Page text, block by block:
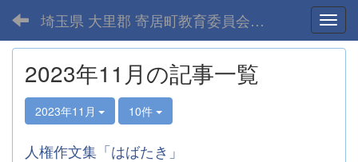
埼玉県 大里郡 寄居町教育委員会-home
2023年11月の記事一覧
2023年11月 10件
人権作文集「はばたき」